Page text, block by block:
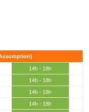
14h - 18h
14h - 18h
14h - 18h
14h - 18h